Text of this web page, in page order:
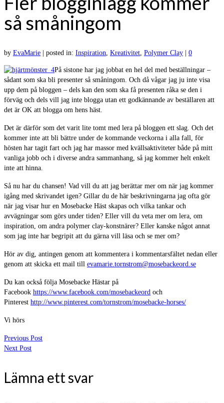
så småningom
by EvaMarie posted in: Inspiration, Kreativitet, Polymer Clay 0
På sistone har jag jobbat en hel del med beställningar –
sådant som ska bli presenter så småningom. Och då vågar jag ju inte visa
upp dem på bloggen – dels kan den som ska få presenten råka se den i
förväg och dels vill jag inte blogga utan ett godkännande av beställaren att
det är OK att blogga om hens häst.
Det är därför som det varit lite tomt med lera på bloggen ett slag. Och det
kommer inte att bli bättre under de kommande veckorna i alla fall, för
hösten har tagit fart och jag har massor med kvällsaktiviteter både på mitt
vanliga jobb och i diverse andra sammanhang, så jag kommer helt enkelt
inte att hinna.
Så nu har du chansen! Vad vill du att jag berättar mer om när jag kommer
igång med skrivandet igen? Gillar du de här beskrivningarna jag ofta gör
när jag visar hur en Mosebacke Häst skapas och vilka tankar och
avvägningar som görs under tiden? Eller vill du veta mer om lera, om
inspiration, om andra polymer clay-konstnärer? Eller kanske något annat
som jag inte har begripit att du gärna vill läsa och se mer om?
Hör av dig, antingen genom att kommentera i kommentarsfältet nedan eller
genom att skicka ett mail till evamarie.tornstrom@mosebackeord.se
Du kan också följa Mosebacke Hästar på
Facebook https://www.facebook.com/mosebackeord och
Pinterest http://www.pinterest.com/tornstrom/mosebacke-horses/
Vi hörs
Previous Post
Next Post
Lämna ett svar